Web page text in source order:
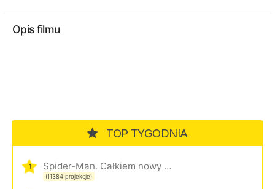
Opis filmu
TOP TYGODNIA
1 Spider-Man. Całkiem nowy dzień
(11384 projekcje)